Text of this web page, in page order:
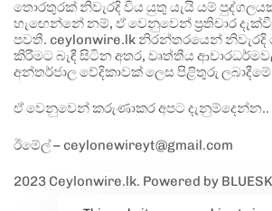
තොරතුරක් නිවැරදි විය යුතු යැයි යම්
හැඟෙන්නේ නම්, ඒ වෙනුවෙන් ප්‍රතිචාර
පවතී. ceylonwire.lk නිරන්තරයෙන් නිවැරදි
කිරීමට බැඳී සිටින අතර, වෘත්තීය
අන්තර්ජාල වේදිකාවක් ලෙස පිළිතුරු
ඒ වෙනුවෙන් කරුණාකර අපට දැනුම්දෙන්න..
ඊමේල් – ceylonewireyt@gmail.com
2023 Ceylonwire.lk. Powered by